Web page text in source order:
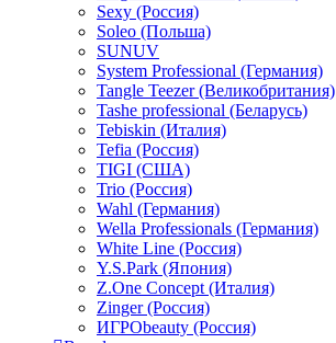
Sexy (Россия)
Soleo (Польша)
SUNUV
System Professional (Германия)
Tangle Teezer (Великобритания)
Tashe professional (Беларусь)
Tebiskin (Италия)
Tefia (Россия)
TIGI (США)
Trio (Россия)
Wahl (Германия)
Wella Professionals (Германия)
White Line (Россия)
Y.S.Park (Япония)
Z.One Concept (Италия)
Zinger (Россия)
ИГРОbeauty (Россия)